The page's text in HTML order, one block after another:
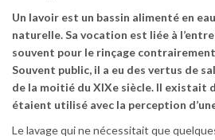
Un lavoir est un bassin alimenté en
naturelle. Sa vocation est liée à
souvent pour le rinçage contrairement
Souvent public, il a eu des vertus de
de la moitié du XIXe siècle. Il existait
étaient utilisé avec la perception
Le lavage qui ne nécessitait que